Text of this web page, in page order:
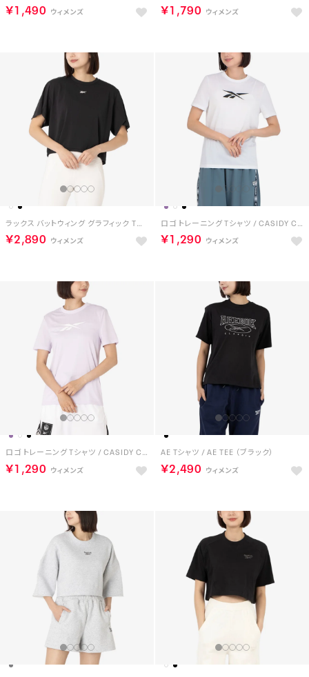
￥1,490 ￥1,790
ラックス バットウィング グラフィック Tシャツ / LUX BATWING GRAPHIC T-SHIRT （ブラック）
￥2,890
ロゴ トレーニング Tシャツ / CASIDY CORE SS TOP （ホワイト）
￥1,290
ロゴ トレーニング Tシャツ / CASIDY CORE SS TOP （ペールパープル）
￥1,290
AE Tシャツ / AE TEE （ブラック）
￥2,490